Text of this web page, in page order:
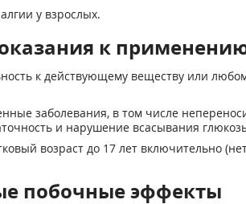
у взрослых.
к
к действующему веществу или
заболевания, в том числе
и нарушение всасывания
возраст до 17 лет включительно
побочные эффекты